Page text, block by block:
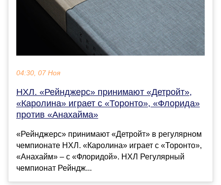
04:30, 07 Ноя
НХЛ. «Рейнджерс» принимают «Детройт»,
«Каролина» играет с «Торонто», «Флорида»
против «Анахайма»
«Рейнджерс» принимают «Детройт» в регулярном
чемпионате НХЛ. «Каролина» играет с «Торонто»,
«Анахайм» – с «Флоридой». НХЛ Регулярный
чемпионат Рейндж...